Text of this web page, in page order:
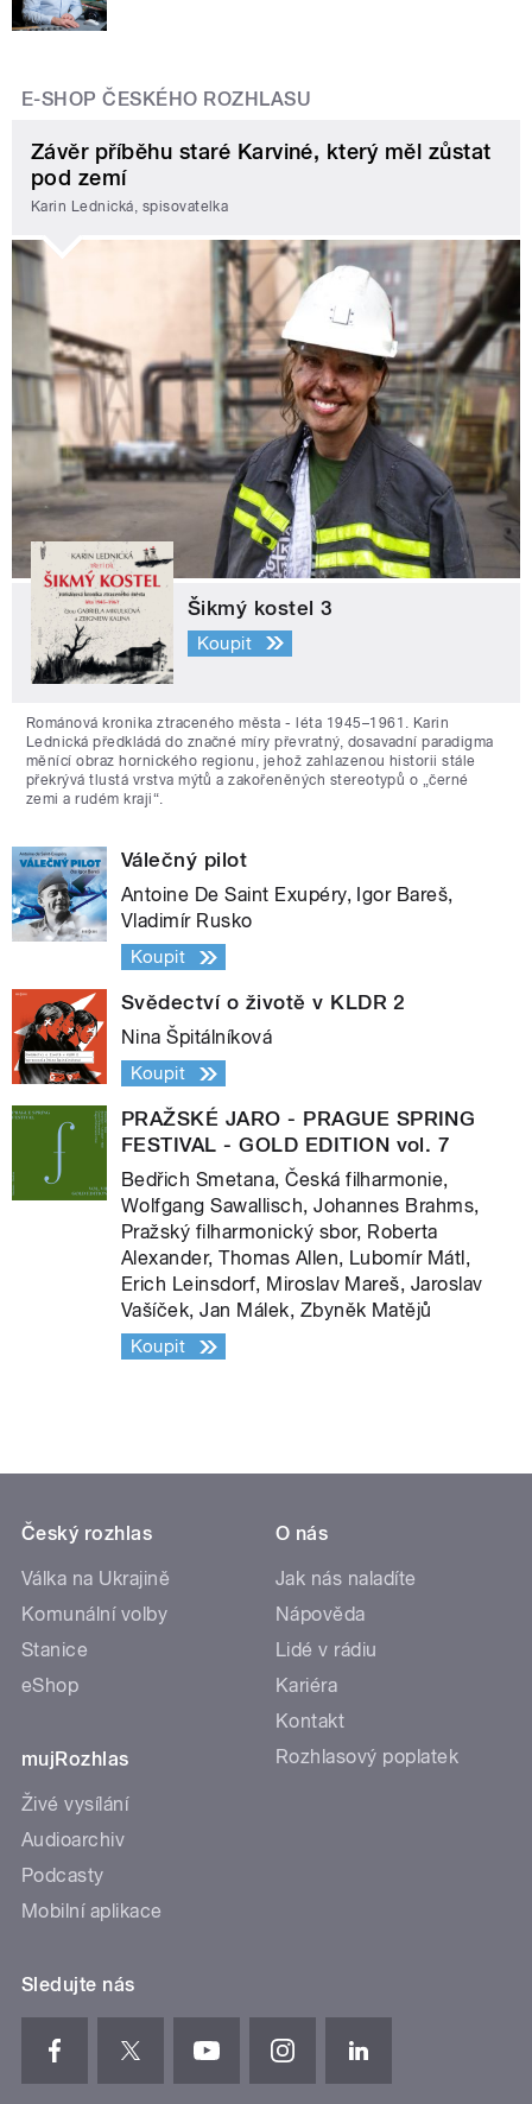
E-SHOP ČESKÉHO ROZHLASU
Závěr příběhu staré Karviné, který měl zůstat
pod zemí
Karin Lednická, spisovatelka
Šikmý kostel 3
Koupit
Románová kronika ztraceného města - léta 1945–1961. Karin
Lednická předkládá do značné míry převratný, dosavadní paradigma
měnící obraz hornického regionu, jehož zahlazenou historii stále
překrývá tlustá vrstva mýtů a zakořeněných stereotypů o „černé
zemi a rudém kraji“.
Válečný pilot
Antoine De Saint Exupéry, Igor Bareš,
Vladimír Rusko
Koupit
Svědectví o životě v KLDR 2
Nina Špitálníková
Koupit
PRAŽSKÉ JARO - PRAGUE SPRING
FESTIVAL - GOLD EDITION vol. 7
Bedřich Smetana, Česká filharmonie,
Wolfgang Sawallisch, Johannes Brahms,
Pražský filharmonický sbor, Roberta
Alexander, Thomas Allen, Lubomír Mátl,
Erich Leinsdorf, Miroslav Mareš, Jaroslav
Vašíček, Jan Málek, Zbyněk Matějů
Koupit
Český rozhlas
Válka na Ukrajině
Komunální volby
Stanice
eShop
mujRozhlas
Živé vysílání
Audioarchiv
Podcasty
Mobilní aplikace
O nás
Jak nás naladíte
Nápověda
Lidé v rádiu
Kariéra
Kontakt
Rozhlasový poplatek
Sledujte nás